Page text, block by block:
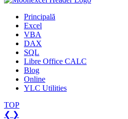
Principală
Excel
VBA
DAX
SQL
Libre Office CALC
Blog
Online
YLC Utilities
TOP
❮ ❯